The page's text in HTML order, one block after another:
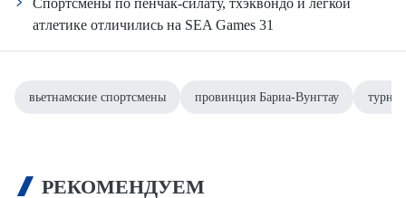
Спортсмены по пенчак-силату, тхэквондо и легкой
атлетике отличились на SEA Games 31
вьетнамские спортсмены провинция Бариа-Вунгтау
РЕКОМЕНДУЕМ